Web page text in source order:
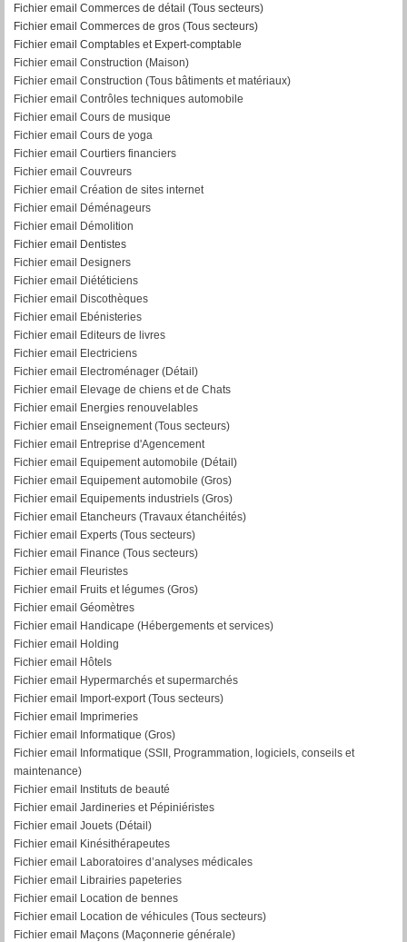
Fichier email Commerces de détail (Tous secteurs)
Fichier email Commerces de gros (Tous secteurs)
Fichier email Comptables et Expert-comptable
Fichier email Construction (Maison)
Fichier email Construction (Tous bâtiments et matériaux)
Fichier email Contrôles techniques automobile
Fichier email Cours de musique
Fichier email Cours de yoga
Fichier email Courtiers financiers
Fichier email Couvreurs
Fichier email Création de sites internet
Fichier email Déménageurs
Fichier email Démolition
Fichier email Dentistes
Fichier email Designers
Fichier email Diététiciens
Fichier email Discothèques
Fichier email Ebénisteries
Fichier email Editeurs de livres
Fichier email Electriciens
Fichier email Electroménager (Détail)
Fichier email Elevage de chiens et de Chats
Fichier email Energies renouvelables
Fichier email Enseignement (Tous secteurs)
Fichier email Entreprise d'Agencement
Fichier email Equipement automobile (Détail)
Fichier email Equipement automobile (Gros)
Fichier email Equipements industriels (Gros)
Fichier email Etancheurs (Travaux étanchéités)
Fichier email Experts (Tous secteurs)
Fichier email Finance (Tous secteurs)
Fichier email Fleuristes
Fichier email Fruits et légumes (Gros)
Fichier email Géomètres
Fichier email Handicape (Hébergements et services)
Fichier email Holding
Fichier email Hôtels
Fichier email Hypermarchés et supermarchés
Fichier email Import-export (Tous secteurs)
Fichier email Imprimeries
Fichier email Informatique (Gros)
Fichier email Informatique (SSII, Programmation, logiciels, conseils et
maintenance)
Fichier email Instituts de beauté
Fichier email Jardineries et Pépiniéristes
Fichier email Jouets (Détail)
Fichier email Kinésithérapeutes
Fichier email Laboratoires d’analyses médicales
Fichier email Librairies papeteries
Fichier email Location de bennes
Fichier email Location de véhicules (Tous secteurs)
Fichier email Maçons (Maçonnerie générale)